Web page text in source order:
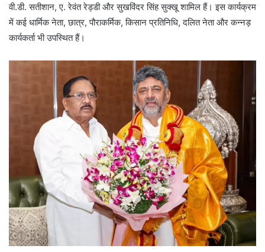
वी.डी. सतीशान, ए. रेवंत रेड्डी और सुखविंदर सिंह सुक्खू शामिल हैं। इस कार्यक्रम
में कई धार्मिक नेता, छात्र, पौराकर्मिक, किसान प्रतिनिधि, दलित नेता और कन्नड़
कार्यकर्ता भी उपस्थित हैं।